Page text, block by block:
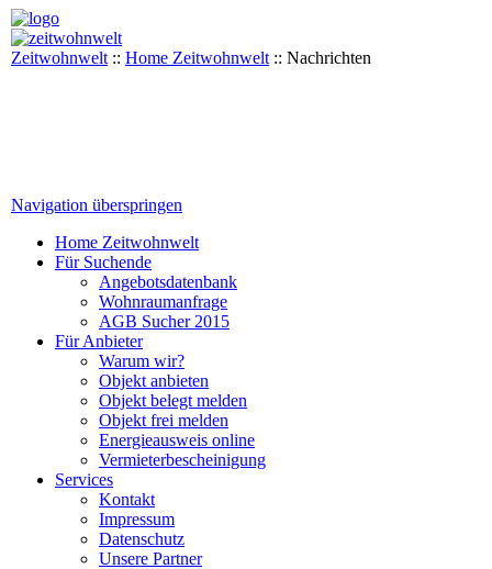
Zeitwohnwelt :: Home Zeitwohnwelt :: Nachrichten
Navigation überspringen
Home Zeitwohnwelt
Für Suchende
Angebotsdatenbank
Wohnraumanfrage
AGB Sucher 2015
Für Anbieter
Warum wir?
Objekt anbieten
Objekt belegt melden
Objekt frei melden
Energieausweis online
Vermieterbescheinigung
Services
Kontakt
Impressum
Datenschutz
Unsere Partner